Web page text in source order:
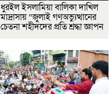
ধুরইল ইসলামিয়া বালিকা দাখিল
মাদ্রাসায় “জুলাই গণঅভ্যুত্থানের
চেতনা শহীদদের প্রতি শ্রদ্ধা জ্ঞাপন